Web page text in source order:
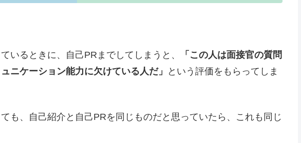
いるときに、自己PRまでしてしまうと、
「この人は面接官の質問
ニケーション能力に欠けている人だ」
という評価をもらってしま
も、自己紹介と自己PRを同じものだと思っていたら、これも同じ